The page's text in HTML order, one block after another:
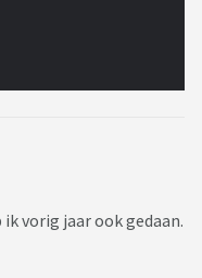
vorig jaar ook gedaan.